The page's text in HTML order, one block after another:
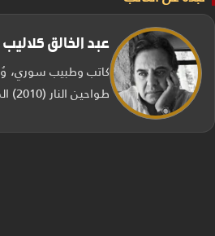
عبد الخالق كلاليب
كاتب وطبيب سوري،
طواحين النار (2010) المدينة المفقودة (2016) صدى الأرواح (2018).